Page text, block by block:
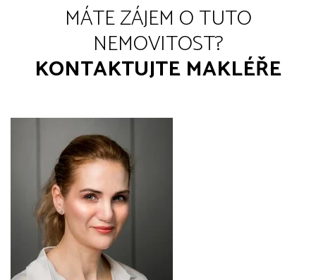
MÁTE ZÁJEM O TUTO
NEMOVITOST?
KONTAKTUJTE MAKLÉŘE